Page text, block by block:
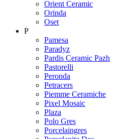
Orient Ceramic
Orinda
Oset
P
Pamesa
Paradyz
Pardis Ceramic Pazh
Pastorelli
Peronda
Petracers
Piemme Ceramiche
Pixel Mosaic
Plaza
Polo Gres
Porcelaingres